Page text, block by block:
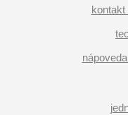
kontakt